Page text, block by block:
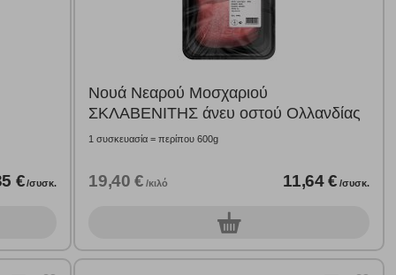
€/συσκ.
Νουά Νεαρού Μοσχαριού
ΣΚΛΑΒΕΝΙΤΗΣ άνευ οστού Ολλανδίας
1 συσκευασία = περίπου 600g
19,40 € /κιλό 11,64 € /συσκ.
0συσκ.
να βελτιώσουμε την απόδοσή του. Μας βοηθούν
του. Οι πληροφορίες που συλλέγονται από αυτά
πότε έχετε επισκεφθεί την τοποθεσία μας.
λειτουργούν.